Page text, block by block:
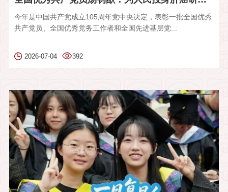
今年是中国共产党成立105周年党中央决定，表彰一批全国优秀
共产党员、全国优秀党务工作者和全国先进基层党...
2026-07-04 392